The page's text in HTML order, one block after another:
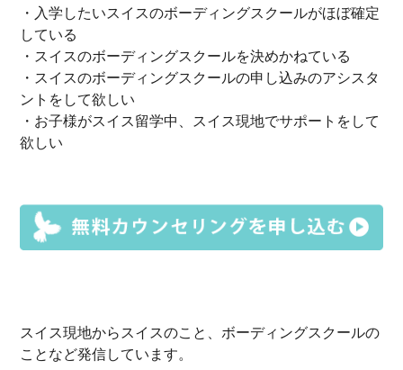
・入学したいスイスのボーディングスクールがほぼ確定
している
・スイスのボーディングスクールを決めかねている
・スイスのボーディングスクールの申し込みのアシスタ
ントをして欲しい
・お子様がスイス留学中、スイス現地でサポートをして
欲しい
スイス現地からスイスのこと、ボーディングスクールの
ことなど発信しています。